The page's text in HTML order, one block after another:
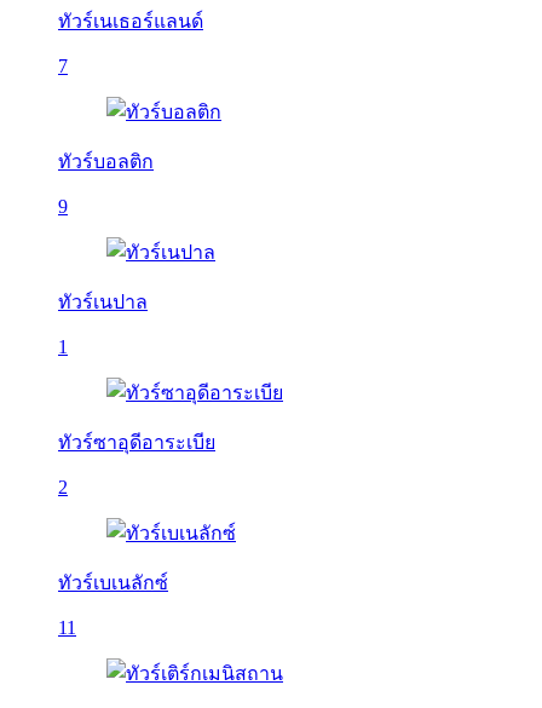
ทัวร์เนเธอร์แลนด์
7
ทัวร์บอลติก
9
ทัวร์เนปาล
1
ทัวร์ซาอุดีอาระเบีย
2
ทัวร์เบเนลักซ์
11